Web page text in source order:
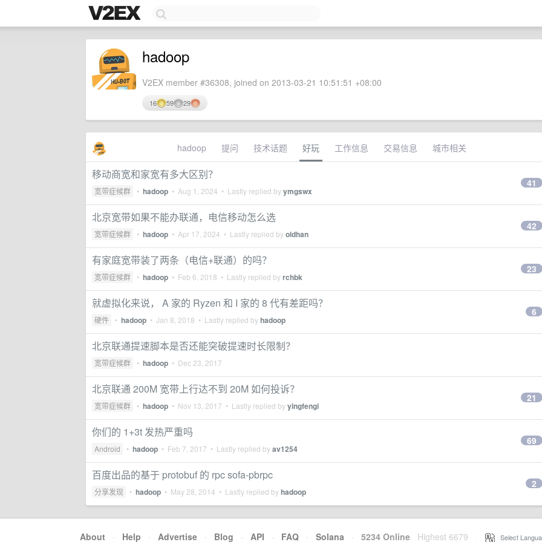
hadoop
V2EX member #36308, joined on 2013-03-21 10:51:51 +08:00
16 59 29
hadoop 提问 技术话题 好玩 工作信息 交易信息 城市相关
移动商宽和家宽有多大区别？
宽带症候群 • hadoop • Aug 1, 2024 • Lastly replied byymgswx
41
北京宽带如果不能办联通，电信移动怎么选
宽带症候群 • hadoop • Apr 17, 2024 • Lastly replied byoldhan
42
有家庭宽带装了两条（电信+联通）的吗？
宽带症候群 • hadoop • Feb 6, 2018 • Lastly replied byrchbk
23
就虚拟化来说， A 家的 Ryzen 和 I 家的 8 代有差距吗？
硬件 • hadoop • Jan 8, 2018 • Lastly replied byhadoop
6
北京联通提速脚本是否还能突破提速时长限制？
宽带症候群 • hadoop • Dec 23, 2017
北京联通 200M 宽带上行达不到 20M 如何投诉？
宽带症候群 • hadoop • Nov 13, 2017 • Lastly replied byyingfengi
21
你们的 1+3t 发热严重吗
Android • hadoop • Feb 7, 2017 • Lastly replied byav1254
69
百度出品的基于 protobuf 的 rpc sofa-pbrpc
分享发现 • hadoop • May 28, 2014 • Lastly replied byhadoop
2
About · Help · Advertise · Blog · API · FAQ · Solana · 5234 Online Highest 6679 Select